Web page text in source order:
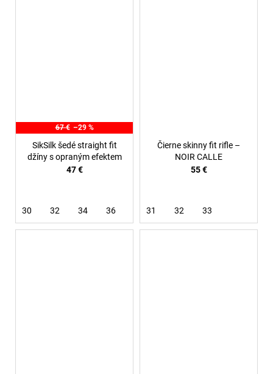
67 € –29 %
SikSilk šedé straight fit
džíny s opraným efektem
47 €
30 32 34 36
Čierne skinny fit rifle –
NOIR CALLE
55 €
31 32 33